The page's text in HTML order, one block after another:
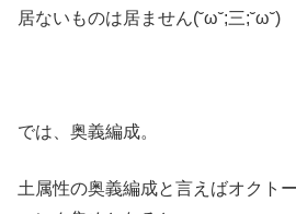
居ないものは居ません(˘ω˘;三;˘ω˘)
では、奥義編成。
土属性の奥義編成と言えばオクト